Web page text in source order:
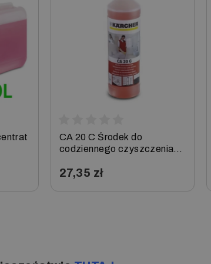
CA 20 C Środek do
codziennego czyszczenia
27,35 zł